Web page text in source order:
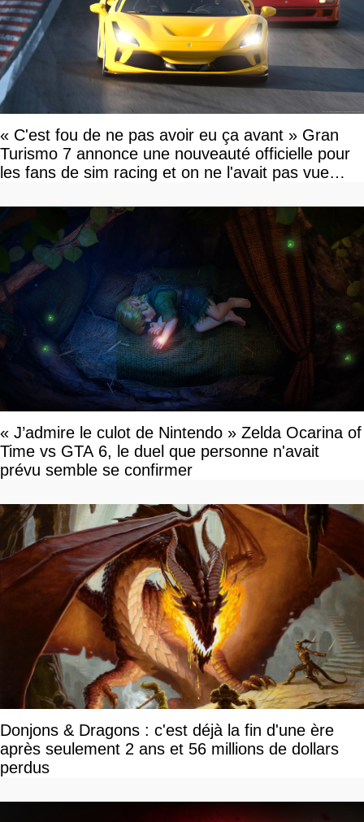
« C'est fou de ne pas avoir eu ça avant » Gran
Turismo 7 annonce une nouveauté officielle pour
les fans de sim racing et on ne l'avait pas vue
« J’admire le culot de Nintendo » Zelda Ocarina of
Time vs GTA 6, le duel que personne n'avait
prévu semble se confirmer
Donjons & Dragons : c'est déjà la fin d'une ère
après seulement 2 ans et 56 millions de dollars
perdus